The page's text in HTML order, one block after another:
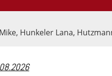
Hunkeler Lana,